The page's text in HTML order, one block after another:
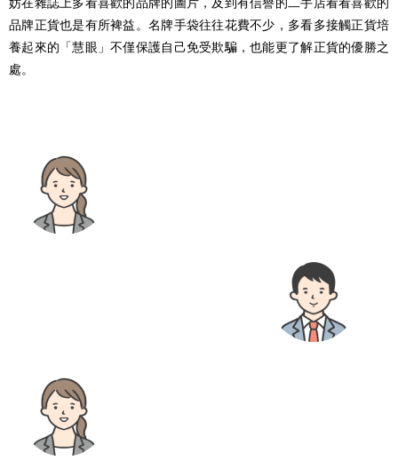
品牌正貨也是有所裨益。名牌手袋往往花費不少，多看多接觸正貨培
養起來的「慧眼」不僅保護自己免受欺騙，也能更了解正貨的優勝之
處。